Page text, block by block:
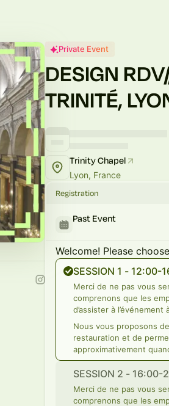
Private Event
DESIGN
TRINITÉ,
Trinity Chapel
Lyon, France
Registration
Past Event
Welcome! Please
SESSION 1 - 12:00-
Merci de ne pas vous
comprenons que les
d’assister à
Nous vous proposons
restauration et de
approximativement
SESSION 2 - 16:00-
Merci de ne pas vous
comprenons que les